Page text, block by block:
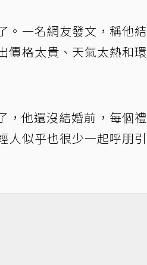
。一名網友發文，稱他結
價格太貴、天氣太熱和環
，他還沒結婚前，每個禮
人似乎也很少一起呼朋引